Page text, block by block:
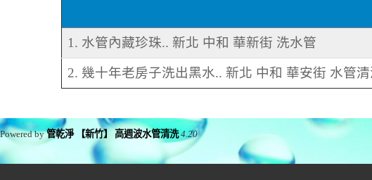
1. 水管內藏珍珠.. 新北 中和 華新街 洗水管
2. 幾十年老房子洗出黑水.. 新北 中和 華安街 水管清
Powered by管乾淨 【新竹】 高週波水管清洗 4.20